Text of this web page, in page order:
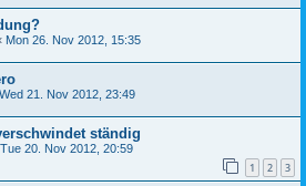
Mon 26. Nov 2012, 15:35
Wed 21. Nov 2012, 23:49
ständig
Tue 20. Nov 2012, 20:59
1 2 3